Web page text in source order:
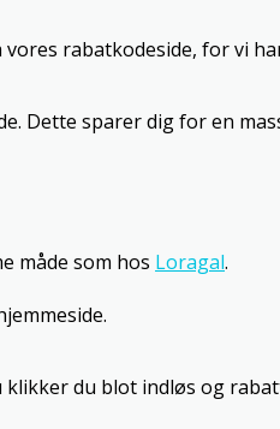
rabatkodeside, for vi
Dette sparer dig for en
måde som hos Loragal.
du blot indløs og